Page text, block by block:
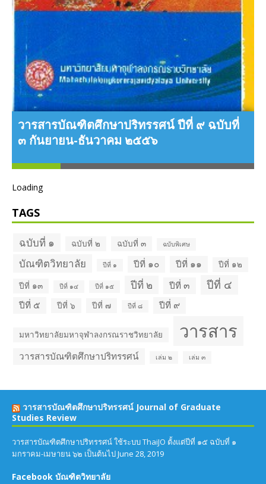
วารสารบัณฑิตศึกษาปริทรรศน์ ปีที่ ๙ ฉบับที่
๓ กันยายน-ธันวาคม ๒๕๕๖
Loading
TAGS
ฉบับที่ ๑ ฉบับที่ ๒ ฉบับที่ ๓ ฉบับพิเศษ
บัณฑิตวิทยาลัย ปีที่ ๑ ปีที่ ๑๐ ปีที่ ๑๑
ปีที่ ๑๒
ปีที่ ๑๓
ปีที่ ๑๔ ปีที่ ๑๕ ปีที่ ๒ ปีที่ ๓ ปีที่ ๔
ปีที่ ๕ ปีที่ ๖ ปีที่ ๗ ปีที่ ๘ ปีที่ ๙
มหาวิทยาลัยมหาจุฬาลงกรณราชวิทยาลัย วารสาร
วารสารบัณฑิตศึกษาปริทรรศน์ เล่ม ๒ เล่ม ๓
วารสารบัณฑิตศึกษาปริทรรศน์ Journal of Graduate
Studies Review
วารสารบัณฑิตศึกษาปริทรรศน์ ใช้ระบบ ThaiJO ตั้งแต่ปีที่ ๑๕ ฉบับที่ ๑
มกราคม-เมษายน ๖๒ เป็นต้นไปJune 28, 2019
Facebook บัณฑิตวิทยาลัย